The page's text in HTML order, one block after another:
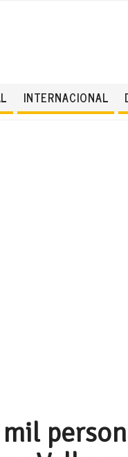
INTERNACIONAL
mil